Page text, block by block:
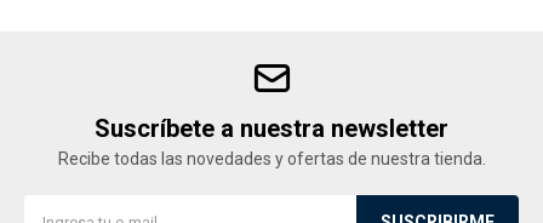
Suscríbete a nuestra newsletter
Recibe todas las novedades y ofertas de nuestra tienda.